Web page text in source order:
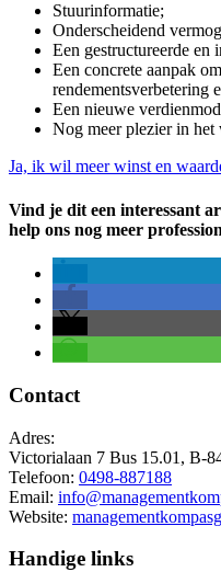
Stuurinformatie;
Onderscheidend
Een gestructureerde en
Een concrete aanpak
rendementsverbetering
Een nieuwe
Nog meer plezier in het
Ja, ik wil meer winst en
Vind je dit een interessant
help ons nog meer
Contact
Adres:
Victorialaan 7 Bus 15.01, B-
Telefoon: 0498-887188
Email:
Website:
Handige links